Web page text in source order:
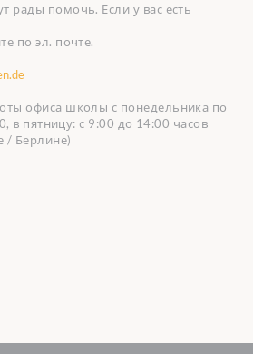
рады помочь. Если у вас есть
по эл. почте.
офиса школы с понедельника по
в пятницу: с 9:00 до 14:00 часов
/ Берлине)